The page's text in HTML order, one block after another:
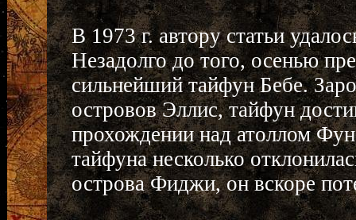
В 1973 г. автору статьи
Незадолго до того, осенью
сильнейший тайфун Бебе.
островов Эллис, тайфун
прохождении над атоллом
тайфуна несколько
острова Фиджи, он вскоре